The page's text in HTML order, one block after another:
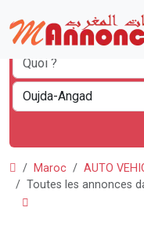
Maroc
AUTO
Toutes les annonces